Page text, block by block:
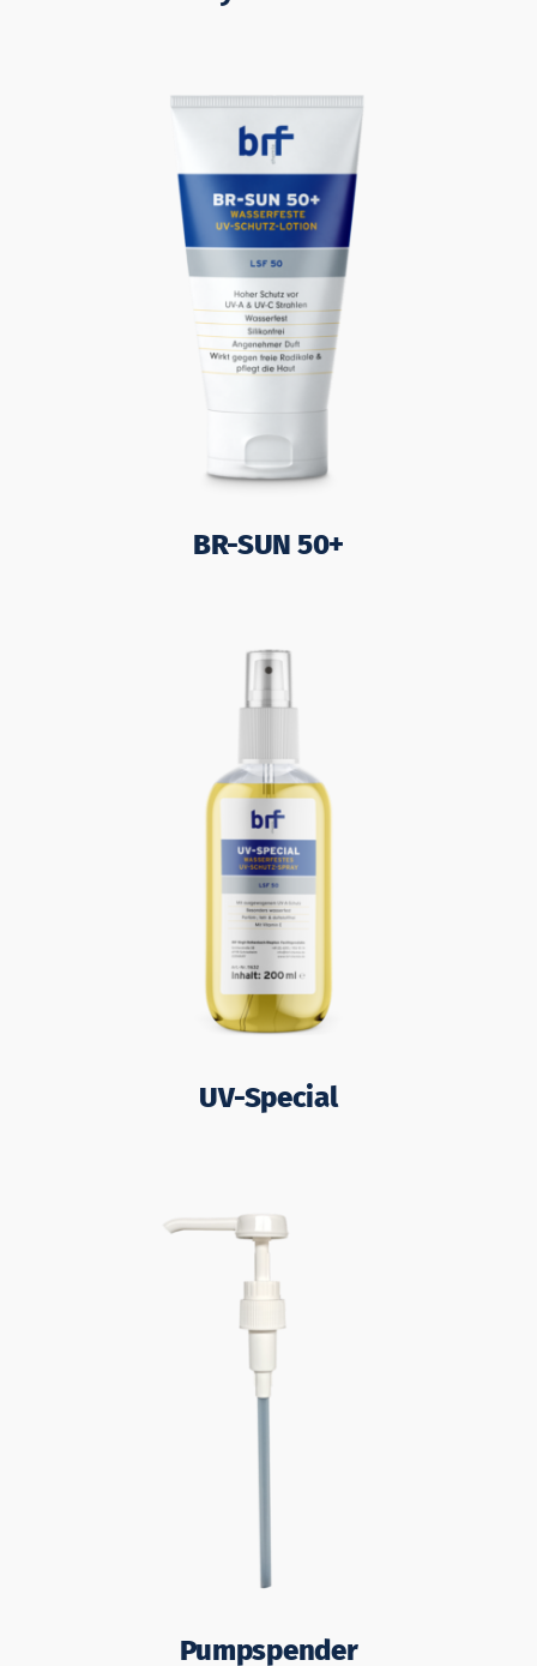
BR-SUN 50+
UV-Special
Pumpspender